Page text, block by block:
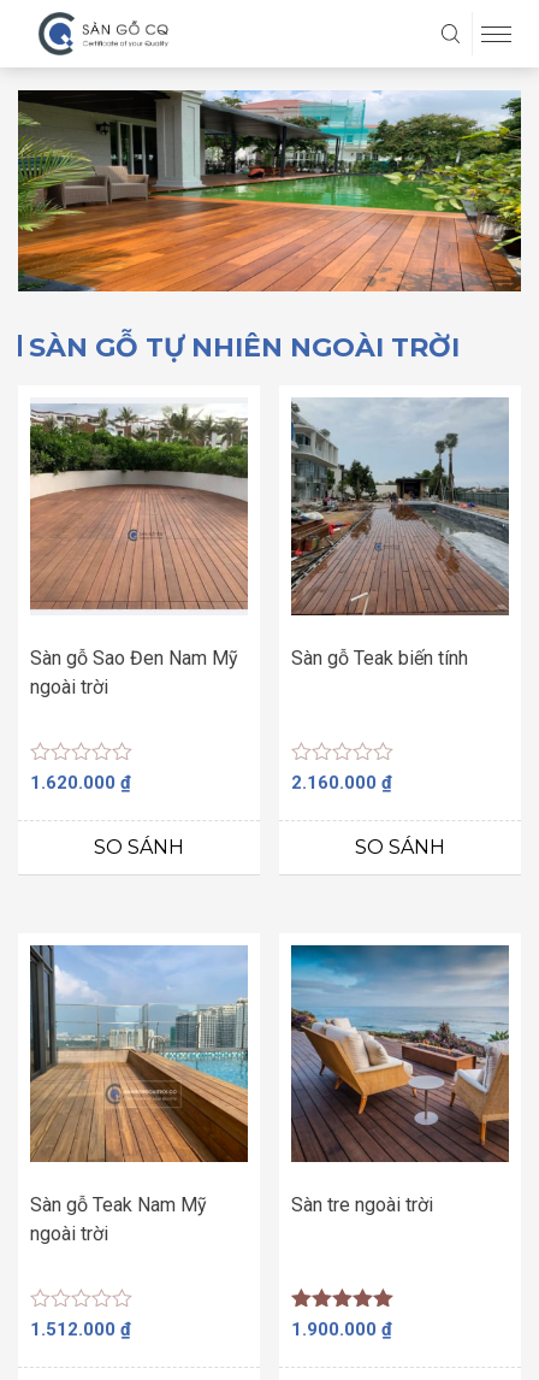
SÀN GỖ TỰ NHIÊN NGOÀI TRỜI
Sàn gỗ Sao Đen Nam Mỹ
ngoài trời
Được
hạng
sao
1.620.000 ₫
SO SÁNH
Sàn gỗ Teak biến tính
Được
hạng
sao
2.160.000₫
SO SÁNH
Sàn gỗ Teak Nam Mỹ
ngoài trời
Được
hạng
1.512.000 ₫
Sàn tre ngoài trời
Được xếp
5.00
1.900.000₫